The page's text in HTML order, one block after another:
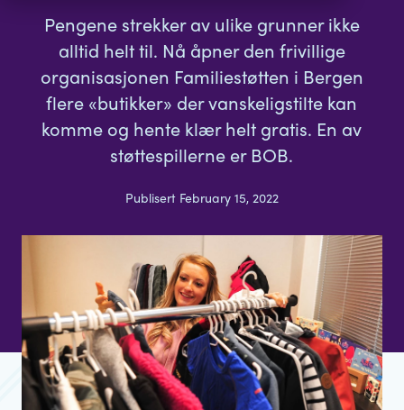
Pengene strekker av ulike grunner ikke
alltid helt til. Nå åpner den frivillige
organisasjonen Familiestøtten i Bergen
flere «butikker» der vanskeligstilte kan
komme og hente klær helt gratis. En av
støttespillerne er BOB.
Publisert February 15, 2022